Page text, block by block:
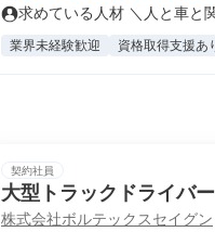
求めている人材 ＼人と車と
業界未経験歓迎 資格取得支援あ
契約社員
大型トラックドライバー
株式会社ボルテックスセイグン